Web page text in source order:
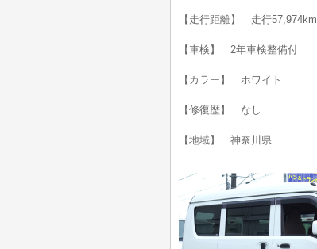
【走行距離】 走行57,974km
【車検】 2年車検整備付
【カラー】 ホワイト
【修復歴】 なし
【地域】 神奈川県